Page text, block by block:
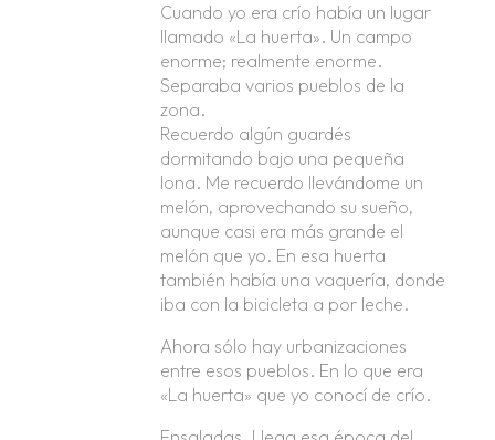
Cuando yo era crío había un lugar
llamado «La huerta». Un campo
enorme; realmente enorme.
Separaba varios pueblos de la
zona.
Recuerdo algún guardés
dormitando bajo una pequeña
lona. Me recuerdo llevándome un
melón, aprovechando su sueño,
aunque casi era más grande el
melón que yo. En esa huerta
también había una vaquería, donde
iba con la bicicleta a por leche.
Ahora sólo hay urbanizaciones
entre esos pueblos. En lo que era
«La huerta» que yo conocí de crío.